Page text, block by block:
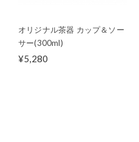
オリジナル茶器 カップ＆ソー
サー(300ml)
¥5,280